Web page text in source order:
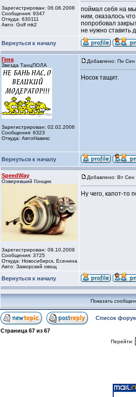
Зарегистрирован: 06.08.2008
Сообщения: 9347
Откуда: 630111
Авто: Golf mk2
поймал себя на
ним, оказалось
попробовал
не нужно ставить
Вернуться к началу
Гена
Звезда ТанцПОЛА
Зарегистрирован: 02.02.2006
Сообщения: 6323
Откуда: АвтоНавикс
Добавлено: Пн
Носок тащит.
Вернуться к началу
SpeedWay
Озверевший Гонщик
Зарегистрирован: 09.10.2009
Сообщения: 3725
Откуда: Новосибирск, Есенина
Авто: Заморский овощ
Добавлено: Вт Сен
Ну чего, капот-то
Вернуться к началу
Показать
Список
Страница 67 из 67
Перейти: